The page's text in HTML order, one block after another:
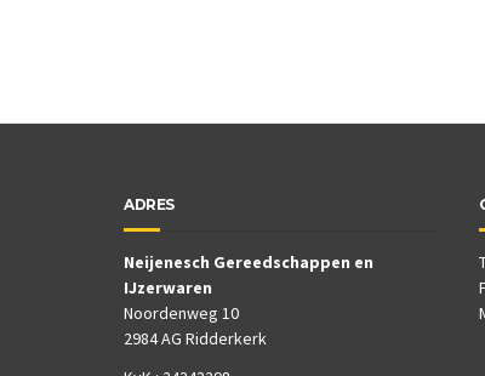
ADRES
Neijenesch Gereedschappen en
IJzerwaren
Noordenweg 10
2984 AG Ridderkerk